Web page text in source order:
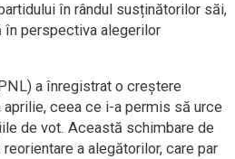
în rândul susținătorilor săi,
perspectiva alegerilor
a înregistrat o creștere
ceea ce i-a permis să urce
de vot. Această schimbare de
a alegătorilor, care par